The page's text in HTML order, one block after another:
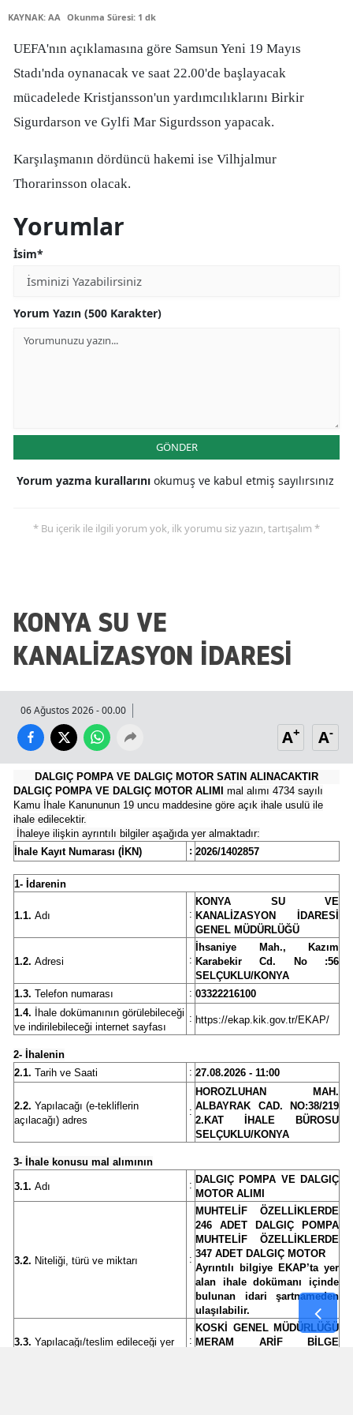
Elazığ
Erzincan
Erzurum
İzmir
Kars
Kayseri
Konya
Manisa
Kahramanmaraş
Mardin
Muğla
Muş
Nevşehir
Niğde
Ordu
Rize
Samsun
Siirt
Sivas
Tekirdağ
Tokat
Trabzon
Tunceli
Şanlıurfa
KAYNAK: AA Okunma Süresi: 1 dk
UEFA'nın açıklamasına göre Samsun Yeni 19 Mayıs
Stadı'nda oynanacak ve saat 22.00'de başlayacak
mücadelede Kristjansson'un yardımcılıklarını Birkir
Sigurdarson ve Gylfi Mar Sigurdsson yapacak.
Karşılaşmanın dördüncü hakemi ise Vilhjalmur
Thorarinsson olacak.
Yorumlar
İsim*
Yorum Yazın (500 Karakter)
GÖNDER
Yorum yazma kurallarını okumuş ve kabul etmiş sayılırsınız
* Bu içerik ile ilgili yorum yok, ilk yorumu siz yazın, tartışalım *
KONYA SU VE
KANALİZASYON İDARESİ
06 Ağustos 2026 - 00.00
A+ A-
DALGIÇ POMPA VE DALGIÇ MOTOR SATIN ALINACAKTIR
DALGIÇ POMPA VE DALGIÇ MOTOR ALIMI mal alımı 4734 sayılı
Kamu İhale Kanununun 19 uncu maddesine göre açık ihale usulü ile
ihale edilecektir.
İhaleye ilişkin ayrıntılı bilgiler aşağıda yer almaktadır:
İhale Kayıt Numarası (İKN)
: 2026/1402857
1- İdarenin
1.1. Adı :
KONYA SU VE
KANALİZASYON İDARESİ
GENEL MÜDÜRLÜĞÜ
1.2. Adresi :
İhsaniye Mah., Kazım
Karabekir Cd. No :56
SELÇUKLU/KONYA
1.3. Telefon numarası : 03322216100
1.4. İhale dokümanının görülebileceği
ve indirilebileceği internet sayfası
: https://ekap.kik.gov.tr/EKAP/
2- İhalenin
2.1. Tarih ve Saati : 27.08.2026 - 11:00
2.2. Yapılacağı (e-tekliflerin
açılacağı) adres
:
HOROZLUHAN MAH.
ALBAYRAK CAD. NO:38/219
2.KAT İHALE BÜROSU
SELÇUKLU/KONYA
3- İhale konusu mal alımının
3.1. Adı : DALGIÇ POMPA VE DALGIÇ
MOTOR ALIMI
3.2. Niteliği, türü ve miktarı :
MUHTELİF ÖZELLİKLERDE
246 ADET DALGIÇ POMPA
MUHTELİF ÖZELLİKLERDE
347 ADET DALGIÇ MOTOR
Ayrıntılı bilgiye EKAP’ta yer
alan ihale dokümanı içinde
bulunan idari şartnameden
ulaşılabilir.
3.3. Yapılacağı/teslim edileceği yer :
KOSKİ GENEL MÜDÜRLÜĞÜ
MERAM ARİF BİLGE